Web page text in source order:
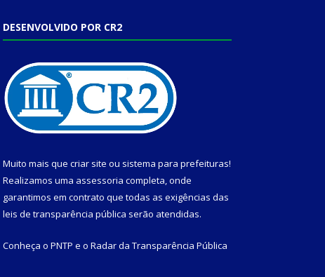
DESENVOLVIDO POR CR2
Muito mais que criar site ou sistema para prefeituras!
Realizamos uma assessoria completa, onde
garantimos em contrato que todas as exigências das
leis de transparência pública serão atendidas.
Conheça o PNTP e o Radar da Transparência Pública